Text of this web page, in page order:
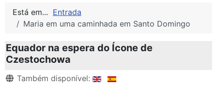
Está em... Entrada
Maria em uma caminhada em Santo Domingo
Equador na espera do Ícone de
Czestochowa
Detalhes
Também disponível: